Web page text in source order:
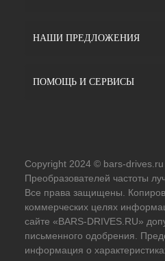
НАШИ ПРЕДЛОЖЕНИЯ
ПОМОЩЬ И СЕРВИСЫ
Copyright 2024 © bars-drives.ru
Преобразователей частоты
Все права защищены.
коммерческих целях
сайте «BARS-DRIVES.RU»
письменного одобрения.
информация о